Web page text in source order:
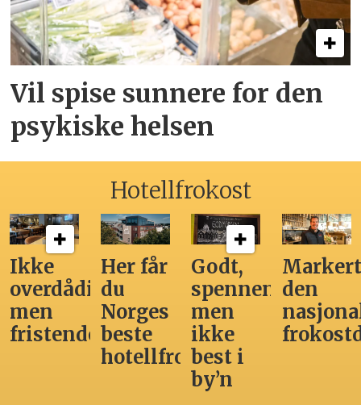
Vil spise sunnere for den
psykiske helsen
Hotellfrokost
Ikke
overdådig,
men
fristende
Her får
du
Norges
beste
hotellfrokost
Godt,
spennende,
men
ikke
best i
by’n
den